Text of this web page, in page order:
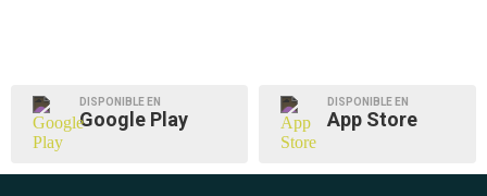
DISPONIBLE EN
Google Play
DISPONIBLE EN
App Store